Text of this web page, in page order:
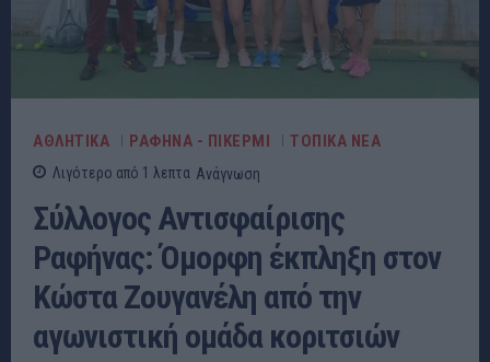
ΑΘΛΗΤΙΚΑ ΡΑΦΗΝΑ - ΠΙΚΕΡΜΙ ΤΟΠΙΚΑ ΝΕΑ
Λιγότερο από 1 λεπτα Ανάγνωση
Σύλλογος Αντισφαίρισης
Ραφήνας: Όμορφη έκπληξη στον
Κώστα Ζουγανέλη από την
αγωνιστική ομάδα κοριτσιών